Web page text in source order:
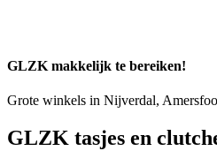
GLZK makkelijk te bereiken!
Grote winkels in Nijverdal,
GLZK tasjes en